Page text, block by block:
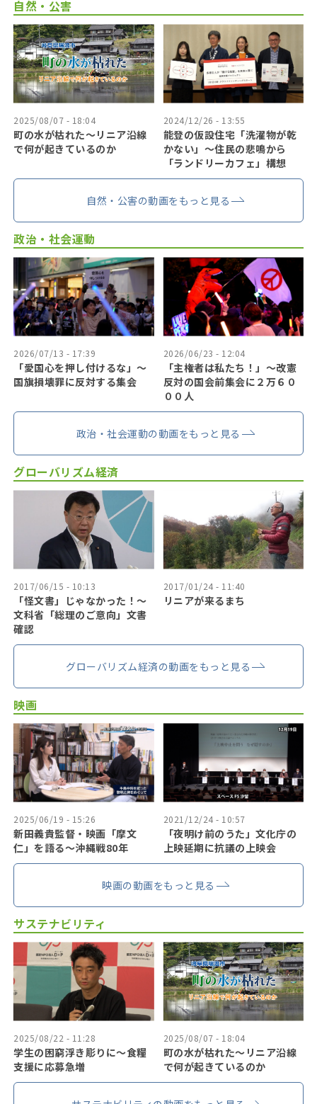
自然・公害
2025/08/07 - 18:04
町の水が枯れた～リニア沿線
で何が起きているのか
2024/12/26 - 13:55
能登の仮設住宅「洗濯物が乾
かない」〜住民の悲鳴から
「ランドリーカフェ」構想
自然・公害の動画をもっと見る
政治・社会運動
2026/07/13 - 17:39
「愛国心を押し付けるな」〜
国旗損壊罪に反対する集会
2026/06/23 - 12:04
「主権者は私たち！」〜改憲
反対の国会前集会に２万６０
００人
政治・社会運動の動画をもっと見る
グローバリズム経済
2017/06/15 - 10:13
「怪文書」じゃなかった！〜
文科省「総理のご意向」文書
確認
2017/01/24 - 11:40
リニアが来るまち
グローバリズム経済の動画をもっと見る
映画
2025/06/19 - 15:26
新田義貴監督・映画「摩文
仁」を語る～沖縄戦80年
2021/12/24 - 10:57
「夜明け前のうた」文化庁の
上映延期に抗議の上映会
映画の動画をもっと見る
サステナビリティ
2025/08/22 - 11:28
学生の困窮浮き彫りに〜食糧
支援に応募急増
2025/08/07 - 18:04
町の水が枯れた～リニア沿線
で何が起きているのか